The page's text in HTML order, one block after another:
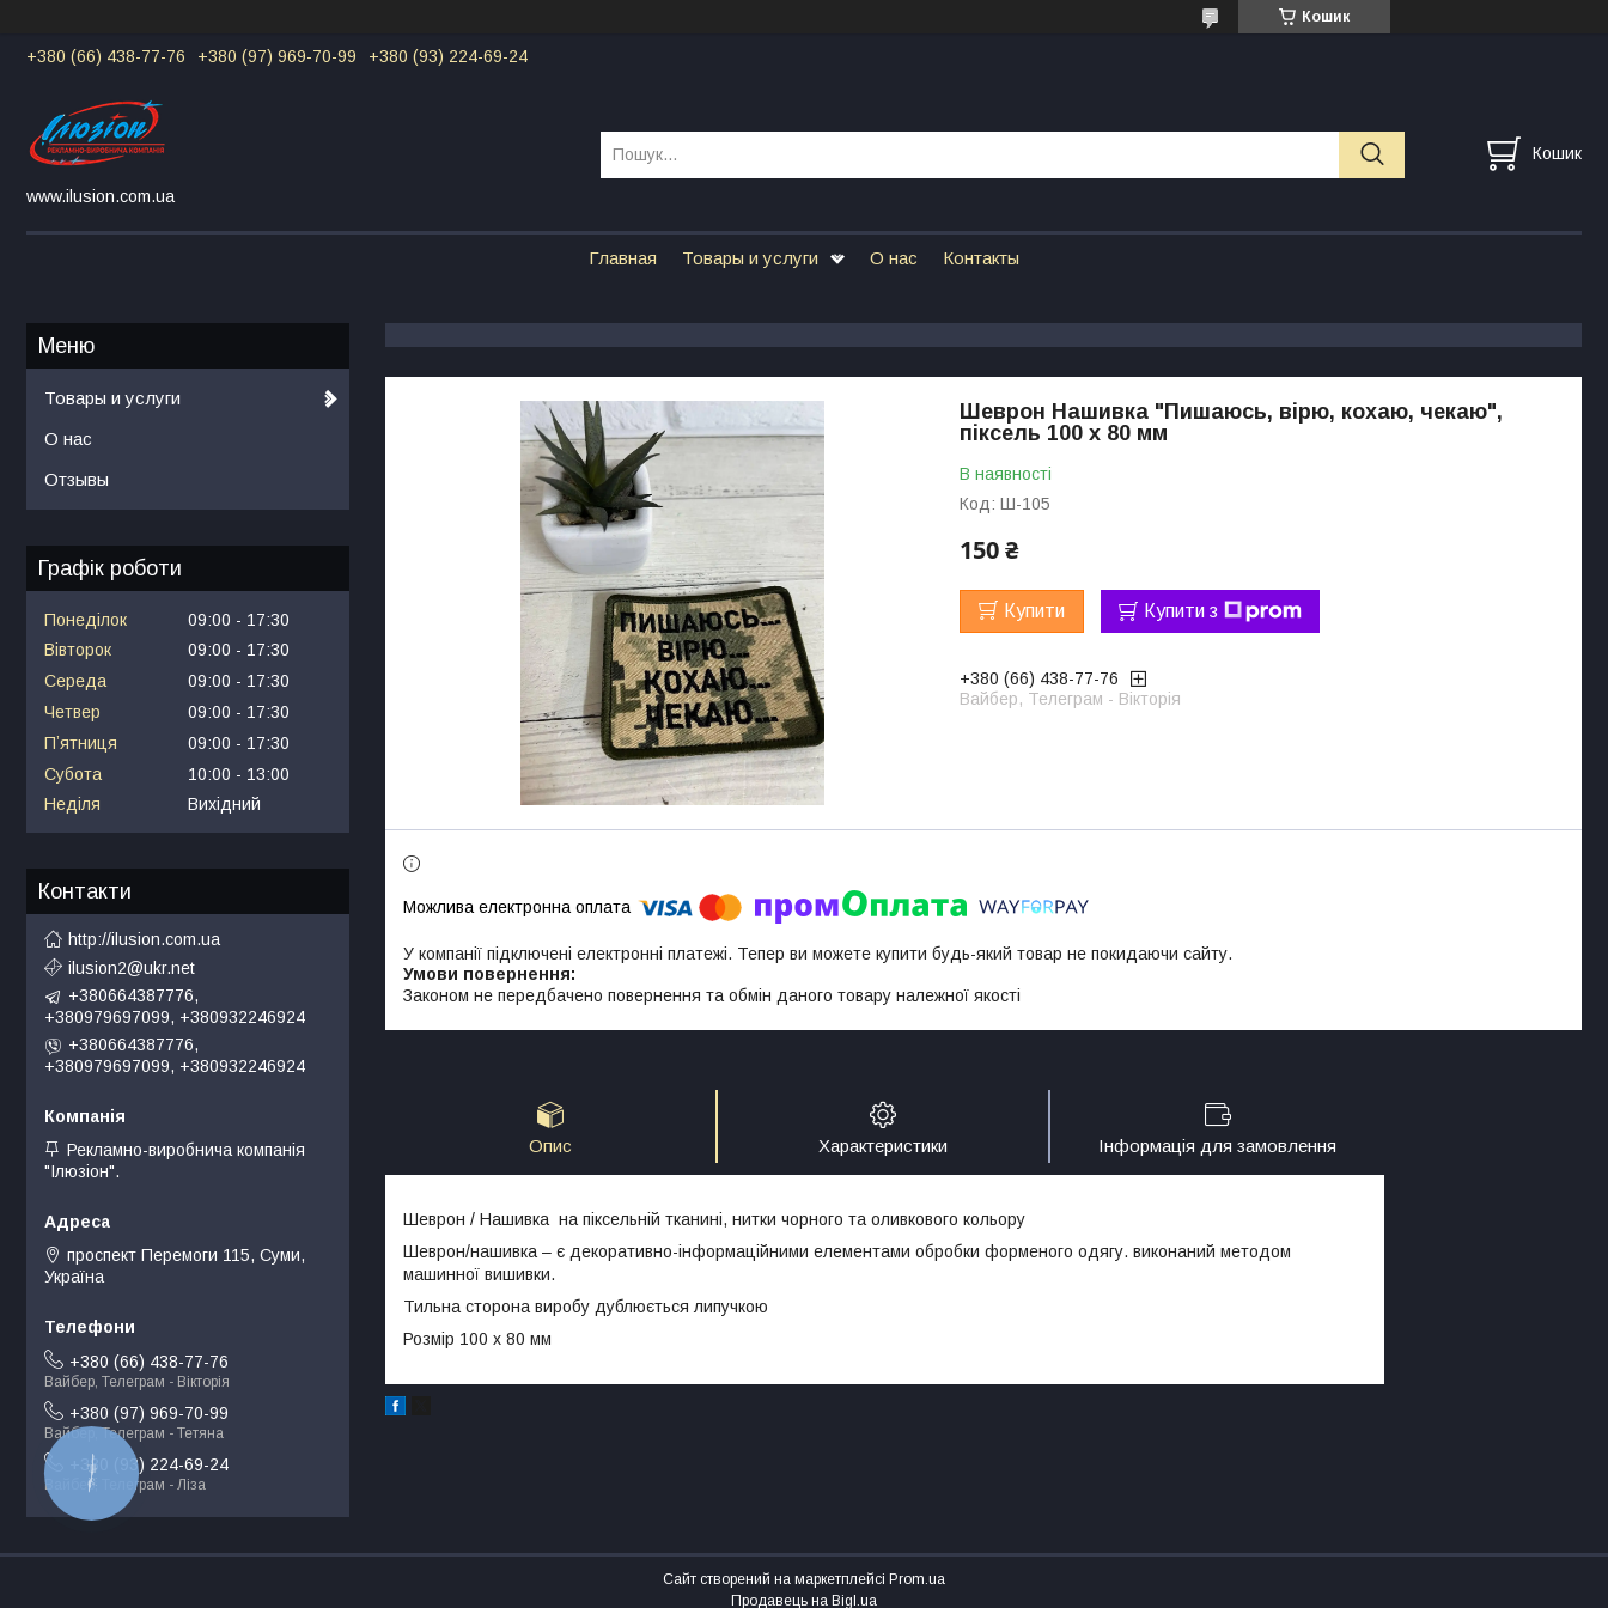
Кошик
+380 (66) 438-77-76 +380 (97) 969-70-99 +380 (93) 224-69-24
www.ilusion.com.ua
Кошик
Главная Товары и услуги О нас Контакты
Шеврон Нашивка "Пишаюсь, вірю, кохаю, чекаю",
піксель 100 х 80 мм
В наявності
Код: Ш-105
150 ₴
Купити Купити з
+380 (66) 438-77-76
Вайбер, Телеграм - Вікторія
У компанії підключені електронні платежі. Тепер ви можете купити будь-який товар не покидаючи сайту.
Законом не передбачено повернення та обмін даного товару належної якості
Опис Характеристики Інформація для замовлення
Шеврон / Нашивка на піксельній тканині, нитки чорного та оливкового кольору
Шеврон/нашивка – є декоративно-інформаційними елементами обробки форменого одягу. виконаний методом
машинної вишивки.
Тильна сторона виробу дублюється липучкою
Розмір 100 х 80 мм
Товары и услуги
О нас
Отзывы
Графік роботи
Понеділок 09:00
17:30
Вівторок
09:00
17:30
Середа
09:00
17:30
Четвер
09:00
17:30
Пʼятниця
09:00
17:30
Субота
10:00
13:00
Неділя
Вихідний
Контакти
http://ilusion.com.ua
ilusion2@ukr.net
+380664387776,
+380979697099, +380932246924
+380664387776,
+380979697099, +380932246924
Рекламно-виробнича компанія
"Ілюзіон".
проспект Перемоги 115, Суми,
Україна
+380 (66) 438-77-76
Вайбер, Телеграм - Вікторія
+380 (97) 969-70-99
Вайбер, Телеграм - Тетяна
+380 (93) 224-69-24
Вайбер, Телеграм - Ліза
Сайт створений на маркетплейсі Prom.ua
Продавець на Bigl.ua
КНОПКА
ЗВ'ЯЗКУ